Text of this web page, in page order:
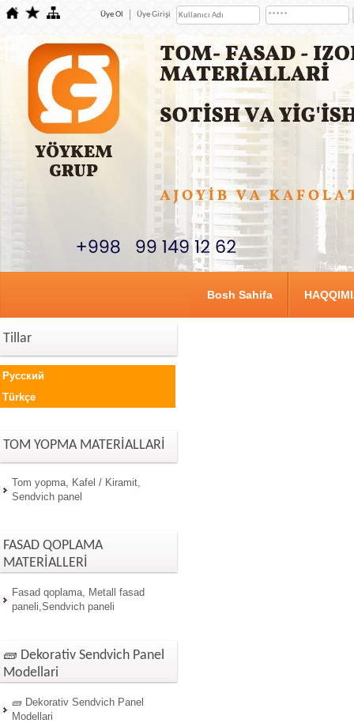
Üye Ol Üye Girişi
Bosh Sahifa
Tillar
Русский
Türkçe
TOM YOPMA MATERİALLARİ
Tom yopma, Kafel / Kiramit,
Sendvich panel
FASAD QOPLAMA
MATERİALLERİ
Fasad qoplama, Metall fasad
paneli,Sendvich paneli
🧱 Dekorativ Sendvich Panel
Modellari
🧱 Dekorativ Sendvich Panel
Modellari